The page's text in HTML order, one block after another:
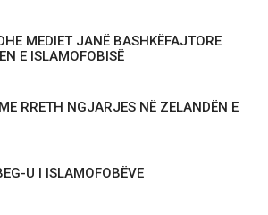
MEDIET JANË BASHKËFAJTORE
E ISLAMOFOBISË
RRETH NGJARJES NË ZELANDËN E
U I ISLAMOFOBËVE